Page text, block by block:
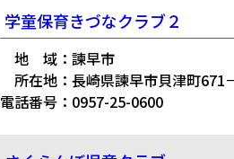
学童保育きづなクラブ２
地 域：諫早市
所在地：長崎県諫早市貝津町671
電話番号：0957-25-0600